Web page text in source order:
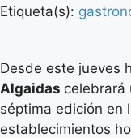
Etiqueta(s):
Desde este jueves
Algaidas celebrará
séptima edición en
establecimientos